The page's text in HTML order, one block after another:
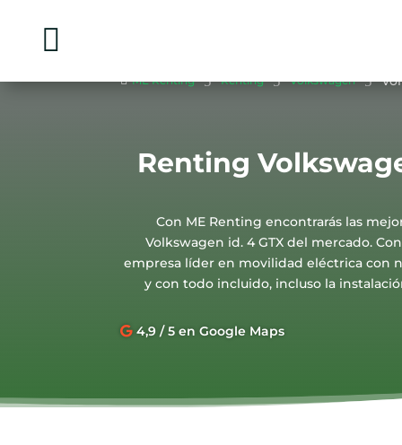

 ME Renting 5 Renting 5 Volkswagen 5
Renting
Con ME Renting encontrarás las
Volkswagen id. 4 GTX del mercado.
empresa líder en movilidad eléctrica con
y con todo incluido, incluso la
 4,9 / 5 en Google Maps